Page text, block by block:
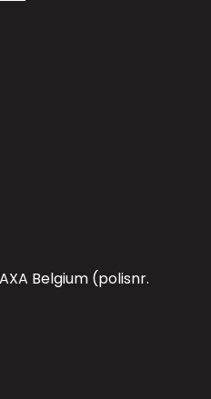
Belgium (polisnr.